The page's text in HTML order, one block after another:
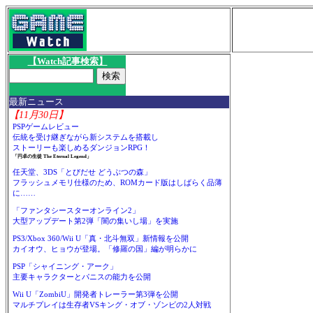
【Watch記事検索】
最新ニュース
【11月30日】
PSPゲームレビュー
伝統を受け継ぎながら新システムを搭載し
ストーリーも楽しめるダンジョンRPG！
「円卓の生徒 The Eternal Legend」
任天堂、3DS「とびだせ どうぶつの森」
フラッシュメモリ仕様のため、ROMカード版はしばらく品薄
に……
「ファンタシースターオンライン2」
大型アップデート第2弾「闇の集いし場」を実施
PS3/Xbox 360/Wii U「真・北斗無双」新情報を公開
カイオウ、ヒョウが登場。「修羅の国」編が明らかに
PSP「シャイニング・アーク」
主要キャラクターとパニスの能力を公開
Wii U「ZombiU」開発者トレーラー第3弾を公開
マルチプレイは生存者VSキング・オブ・ゾンビの2人対戦